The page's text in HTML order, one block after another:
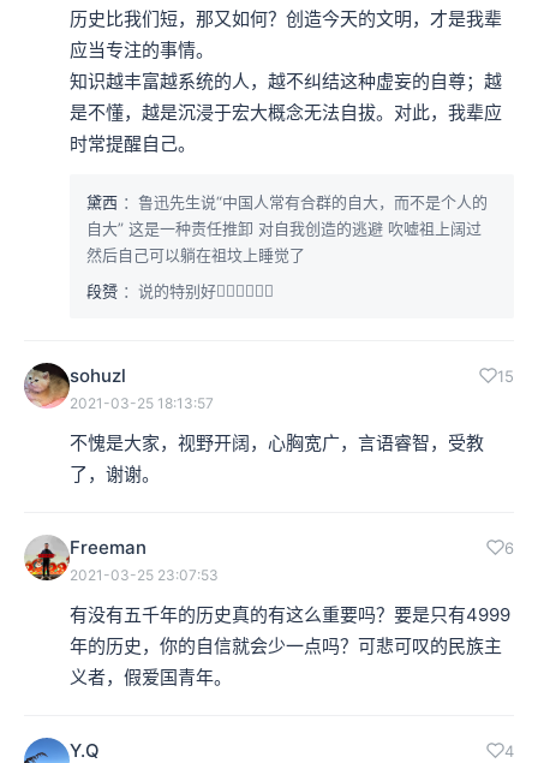
历史比我们短，那又如何？创造今天的文明，才是我辈
应当专注的事情。
知识越丰富越系统的人，越不纠结这种虚妄的自尊；越
是不懂，越是沉浸于宏大概念无法自拔。对此，我辈应
时常提醒自己。
黛西 ：鲁迅先生说“中国人常有合群的自大，而不是个人的
自大” 这是一种责任推卸 对自我创造的逃避 吹嘘祖上阔过
然后自己可以躺在祖坟上睡觉了
段赟 ：说的特别好👍🏻👍🏻👍🏻
sohuzl 15
2021-03-25 18:13:57
不愧是大家，视野开阔，心胸宽广，言语睿智，受教
了，谢谢。
Freeman 6
2021-03-25 23:07:53
有没有五千年的历史真的有这么重要吗？要是只有4999
年的历史，你的自信就会少一点吗？可悲可叹的民族主
义者，假爱国青年。
Y.Q 4